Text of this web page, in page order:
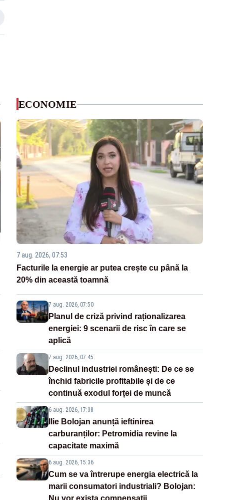
ECONOMIE
7 aug. 2026, 07:53
Facturile la energie ar putea crește cu până la
20% din această toamnă
7 aug. 2026, 07:50
Planul de criză privind raționalizarea
energiei: 9 scenarii de risc în care se
aplică
7 aug. 2026, 07:45
Declinul industriei românești: De ce se
închid fabricile profitabile și de ce
continuă exodul forței de muncă
6 aug. 2026, 17:38
Ilie Bolojan anunță ieftinirea
carburanților: Petromidia revine la
capacitate maximă
6 aug. 2026, 15:36
Cum se va întrerupe energia electrică la
marii consumatori industriali? Bolojan: